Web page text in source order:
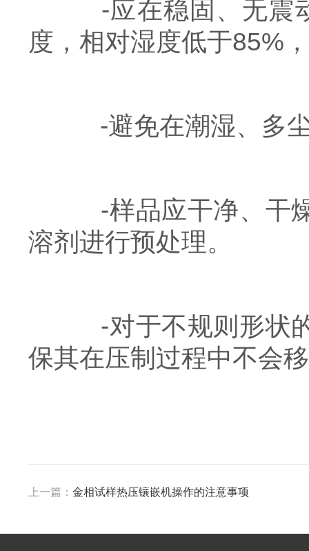
-应在稳固、无震动
度，相对湿度低于85%
-避免在潮湿、多尘
-样品应干净、干燥
溶剂进行预处理。
-对于不规则形状的
保其在压制过程中不会
上一篇： 金相试样热压镶嵌机操作的注意事项